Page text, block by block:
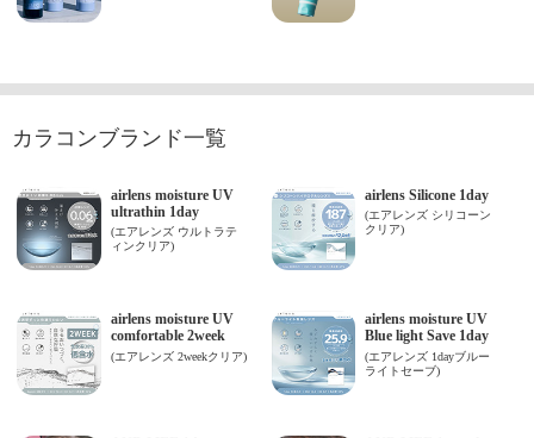
カラコンブランド一覧